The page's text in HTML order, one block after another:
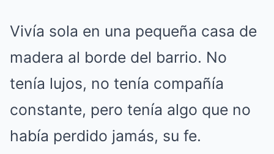
Vivía sola en una pequeña casa de
madera al borde del barrio. No
tenía lujos, no tenía compañía
constante, pero tenía algo que no
había perdido jamás, su fe.